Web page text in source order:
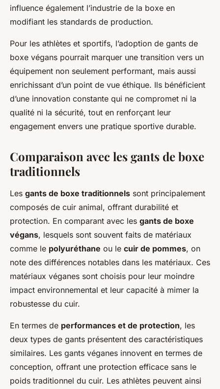
influence également l’industrie de la boxe en
modifiant les standards de production.
Pour les athlètes et sportifs, l’adoption de gants de
boxe végans pourrait marquer une transition vers un
équipement non seulement performant, mais aussi
enrichissant d’un point de vue éthique. Ils bénéficient
d’une innovation constante qui ne compromet ni la
qualité ni la sécurité, tout en renforçant leur
engagement envers une pratique sportive durable.
Comparaison avec les gants de boxe
traditionnels
Les gants de boxe traditionnels sont principalement
composés de cuir animal, offrant durabilité et
protection. En comparant avec les gants de boxe
végans, lesquels sont souvent faits de matériaux
comme le polyuréthane ou le cuir de pommes, on
note des différences notables dans les matériaux. Ces
matériaux véganes sont choisis pour leur moindre
impact environnemental et leur capacité à mimer la
robustesse du cuir.
En termes de performances et de protection, les
deux types de gants présentent des caractéristiques
similaires. Les gants véganes innovent en termes de
conception, offrant une protection efficace sans le
poids traditionnel du cuir. Les athlètes peuvent ainsi